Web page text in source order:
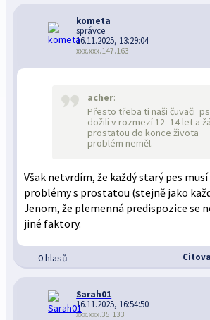
kometa
správce
16.11.2025, 13:29:04
xxx.xxx.147.163
acher:
Přesto třeba ti naši čuvači
dožili v rozmezí 12 -14 let a
prostatou do konce života
problém neměl.
Však netvrdím, že každý starý pes
problémy s prostatou (stejně jako
Jenom, že plemenná predispozice se
jiné faktory.
0 hlasů
Sarah01
16.11.2025, 16:54:50
xxx.xxx.35.133